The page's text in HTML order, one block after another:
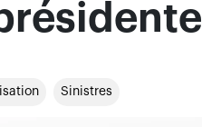
Sinistres